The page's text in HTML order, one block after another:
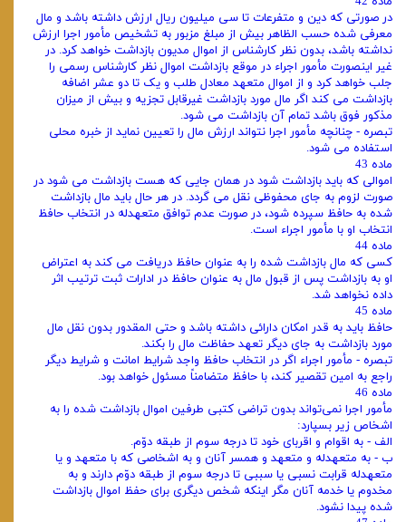
در صورتی که دین و متفرعات تا سی میلیون ریال ارزش داشته باشد و مال
معرفی شده حسب الظاهر بیش از مبلغ مزبور به تشخیص مأمور اجرا ارزش
نداشته باشد، بدون نظر کارشناس از اموال مدیون بازداشت خواهد کرد. در
غیر اینصورت مأمور اجراء در موقع بازداشت اموال نظر کارشناس رسمی را
جلب خواهد کرد و از اموال متعهد معادل طلب و یک تا دو عشر اضافه
بازداشت می‌ کند اگر مال مورد بازداشت غیرقابل تجزیه و بیش از میزان
مذکور فوق باشد تمام آن بازداشت می‌ شود.
تبصره - چنانچه مأمور اجرا نتواند ارزش مال را تعیین نماید از خبره محلی
استفاده می‌ شود.
ماده 43
اموالی که باید بازداشت شود در همان جایی که هست بازداشت می‌ شود در
صورت لزوم به جای محفوظی نقل می‌ گردد. در هر حال باید مال بازداشت
شده به حافظ سپرده شود، در صورت عدم توافق متعهدله در انتخاب حافظ
انتخاب او با مأمور اجراء است.
ماده 44
کسی که مال بازداشت شده را به عنوان حافظ دریافت می‌ کند به اعتراض
او به بازداشت پس از قبول مال به عنوان حافظ در ادارات ثبت ترتیب اثر
داده نخواهد شد.
ماده 45
حافظ باید به قدر امکان دارائی داشته باشد و حتی المقدور بدون نقل مال
مورد بازداشت به جای دیگر تعهد حفاظت مال را بکند.
تبصره - مأمور اجراء اگر در انتخاب حافظ واجد شرایط امانت و شرایط دیگر
راجع به امین تقصیر کند، با حافظ متضامناً مسئول خواهد بود.
ماده 46
مأمور اجرا نمی‌تواند بدون تراضی کتبی طرفین اموال بازداشت شده را به
اشخاص زیر بسپارد:
الف - به اقوام و اقربای خود تا درجه سوم از طبقه دوّم.
ب - به متعهدله و متعهد و همسر آنان و به اشخاصی که با متعهد و یا
متعهدله قرابت نسبی یا سببی تا درجه سوم از طبقه دوّم دارند و به
مخدوم یا خدمه آنان مگر اینکه شخص دیگری برای حفظ اموال بازداشت
شده پیدا نشود.